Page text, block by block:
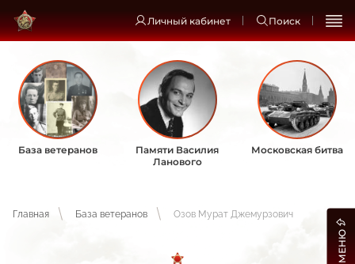
Личный кабинет Поиск
База ветеранов
Памяти Василия
Ланового
Московская битва
Главная База ветеранов Озов Мурат Джемурзович
МЕНЮ